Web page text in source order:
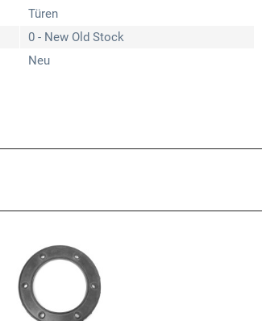
Türen
0 - New Old Stock
Neu